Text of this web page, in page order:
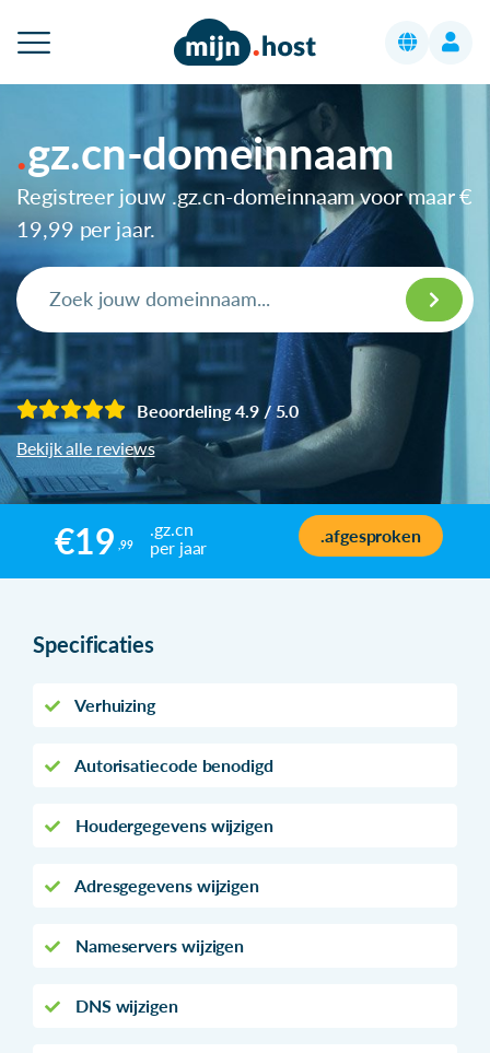
gz.cn-domeinnaam
Registreer jouw .gz.cn-domeinnaam voor maar€
19,99 per jaar.
Beoordeling 4.9 / 5.0
Bekijk alle reviews
€19 ,99
.gz.cn
per jaar
.afgesproken
Specificaties
Verhuizing
Autorisatiecode benodigd
Houdergegevens wijzigen
Adresgegevens wijzigen
Nameservers wijzigen
DNS wijzigen